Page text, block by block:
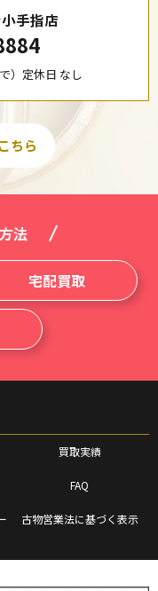
手指店
）定休日 なし
ちら
法
宅配買取
買取実績
FAQ
古物営業法に基づく表示